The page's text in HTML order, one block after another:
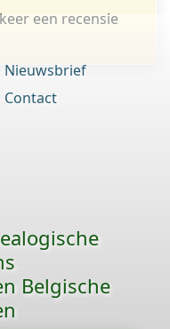
een recensie
Nieuwsbrief
Contact
Belgische